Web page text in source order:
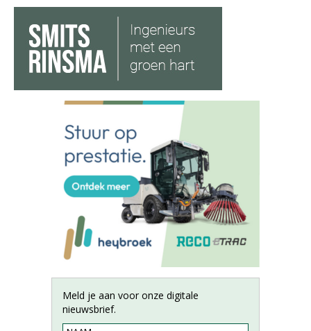
Meld je aan voor onze digitale
nieuwsbrief.